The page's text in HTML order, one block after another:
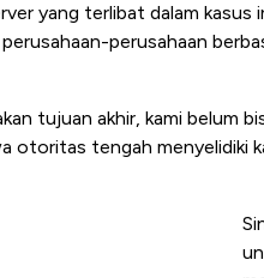
yang terlibat dalam
perusahaan
tujuan akhir, kami belum
otoritas tengah menyelidiki